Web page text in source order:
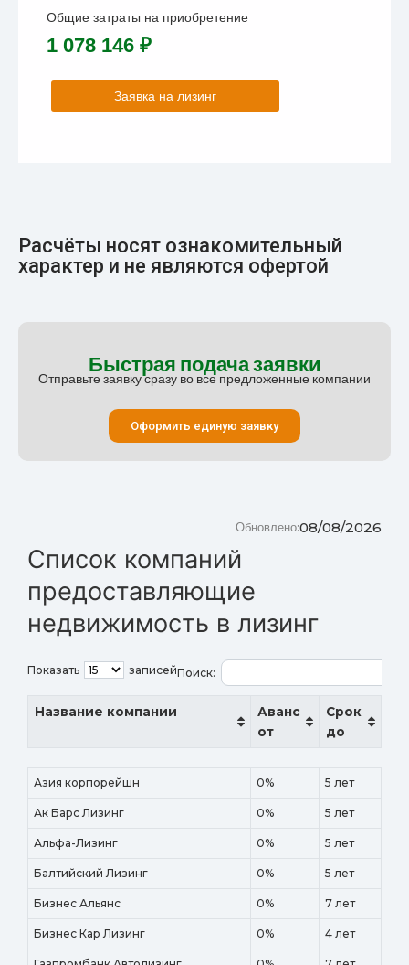
Общие затраты на приобретение
1 078 146 ₽
Заявка на лизинг
Расчёты носят ознакомительный
характер и не являются офертой
Быстрая подача заявки
Отправьте заявку сразу во все предложенные компании
Оформить единую заявку
08/08/2026
Обновлено:
Список компаний
предоставляющие
недвижимость в лизинг
Показать записейПоиск:
Название компании
Аванс
от
Срок
до
Название компании
Аванс
Срок
Азия корпорейшн 0% 5 лет
Ак Барс Лизинг 0% 5 лет
Альфа-Лизинг 0% 5 лет
Балтийский Лизинг 0% 5 лет
Бизнес Альянс 0% 7 лет
Бизнес Кар Лизинг 0% 4 лет